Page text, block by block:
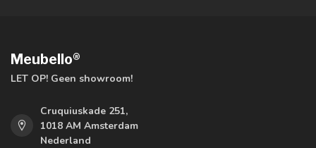
Meubello®
LET OP! Geen showroom!
Cruquiuskade 251,
1018 AM Amsterdam
Nederland